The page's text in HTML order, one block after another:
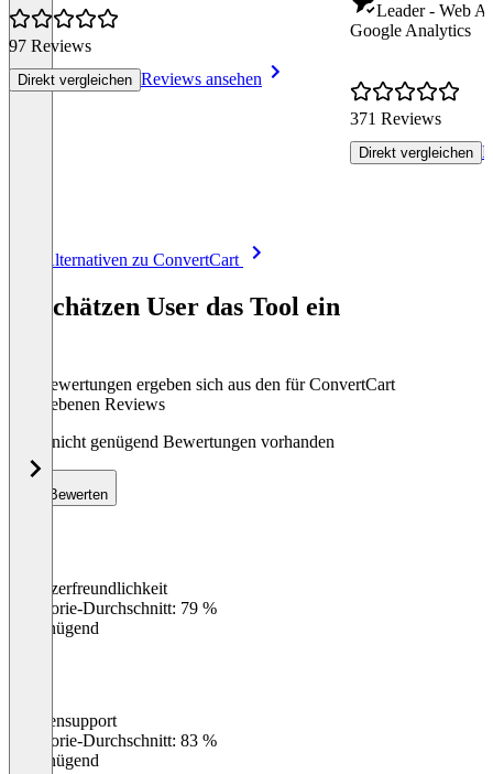
97 Reviews
Direkt vergleichen Reviews ansehen
Leader - Web
Google Analytics
371 Reviews
Direkt vergleichen
Alle Alternativen zu ConvertCart
So schätzen User das Tool ein
Die Bewertungen ergeben sich aus den für ConvertCart
abgegebenen Reviews
Noch nicht genügend Bewertungen vorhanden
Bewerten
Benutzerfreundlichkeit
Kategorie-Durchschnitt: 79 %
Ungenügend
Kundensupport
Kategorie-Durchschnitt: 83 %
Ungenügend